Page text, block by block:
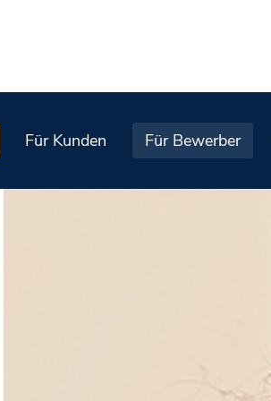
Für Kunden Für Bewerber